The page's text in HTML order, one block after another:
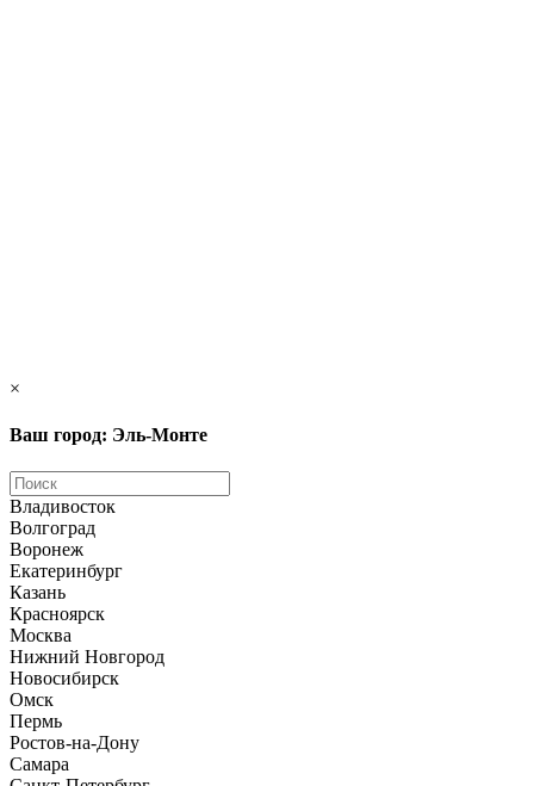
×
Ваш город: Эль-Монте
Владивосток
Волгоград
Воронеж
Екатеринбург
Казань
Красноярск
Москва
Нижний Новгород
Новосибирск
Омск
Пермь
Ростов-на-Дону
Самара